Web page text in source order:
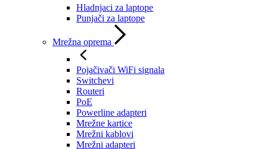
Hladnjaci za laptope
Punjači za laptope
Mrežna oprema
Pojačivači WiFi signala
Switchevi
Routeri
PoE
Powerline adapteri
Mrežne kartice
Mrežni kablovi
Mrežni adapteri